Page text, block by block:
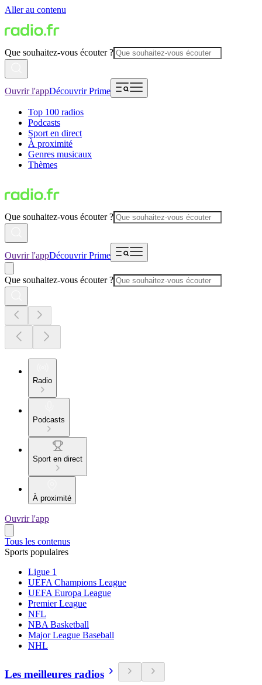
Aller au contenu
Que souhaitez-vous écouter ?
Ouvrir l'appDécouvrir Prime
Top 100 radios
Podcasts
Sport en direct
À proximité
Genres musicaux
Thèmes
Que souhaitez-vous écouter ?
Ouvrir l'appDécouvrir Prime
Que souhaitez-vous écouter ?
Radio
Podcasts
Sport en direct
À proximité
Ouvrir l'app
Tous les contenus
Sports populaires
Ligue 1
UEFA Champions League
UEFA Europa League
Premier League
NFL
NBA Basketball
Major League Baseball
NHL
Les meilleures radios